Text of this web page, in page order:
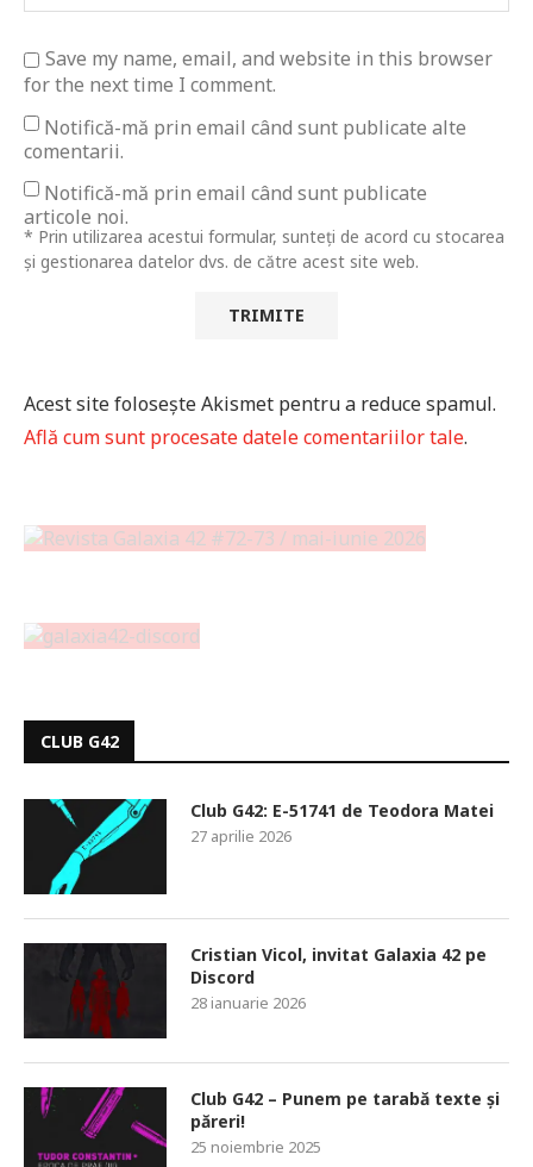
Save my name, email, and website in this browser
for the next time I comment.
Notifică-mă prin email când sunt publicate alte
comentarii.
Notifică-mă prin email când sunt publicate
articole noi.
* Prin utilizarea acestui formular, sunteți de acord cu stocarea
și gestionarea datelor dvs. de către acest site web.
Acest site folosește Akismet pentru a reduce spamul.
Află cum sunt procesate datele comentariilor tale.
CLUB G42
Club G42: E-51741 de Teodora Matei
27 aprilie 2026
Cristian Vicol, invitat Galaxia 42 pe
Discord
28 ianuarie 2026
Club G42 – Punem pe tarabă texte și
păreri!
25 noiembrie 2025